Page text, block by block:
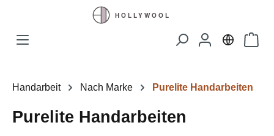
Zum Hauptinhalt springen
Handarbeit Nach Marke Purelite Handarbeiten
Purelite Handarbeiten